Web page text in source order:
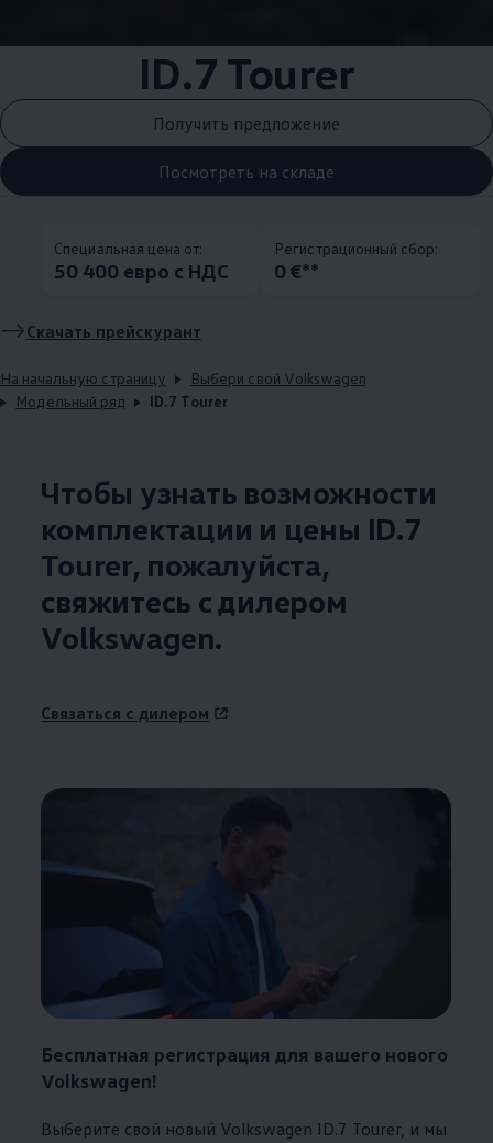
ID.7 Tourer
Получить предложение
Посмотреть на складе
Специальная цена от:
50 400 евро с НДС
Pегистрационный сбор:
0 €**
Скачать прейскурант
На начальную страницу
Выбери свой Volkswagen
Модельный ряд
ID.7 Tourer
Чтобы узнать возможности
комплектации и цены ID.7
Tourer, пожалуйста,
свяжитесь с дилером
Volkswagen.
Связаться с дилером
Бесплатная регистрация для вашего нового
Volkswagen!
Выберите свой новый Volkswagen ID.7 Tourer, и мы